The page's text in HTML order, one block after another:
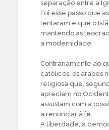
separação entre a
Foi esse passo que
tentaram e que o
mantendo as
a modernidade.
Contrariamente ao
católicos, os árabes
religiosa que,
apreciam no
assustam com a
a renunciar à fé.
A liberdade, a